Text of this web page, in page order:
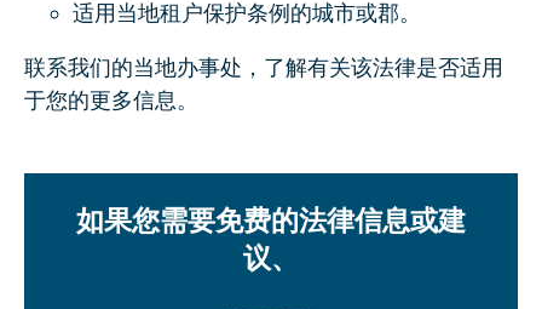
适用当地租户保护条例的城市或郡。
联系我们的当地办事处，了解有关该法律是否适用
于您的更多信息。
如果您需要免费的法律信息或建
议、